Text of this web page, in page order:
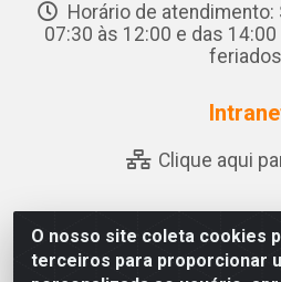
O nosso site coleta cookies
terceiros para proporcionar
Horário de atendimento:
07:30 às 12:00 e das
Clique aqui
Abreu & Silva - Rua Padre
Ariado, Olho D'Água das